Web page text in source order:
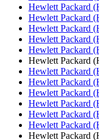
Hewlett Packard
Hewlett Packard
Hewlett Packard
Hewlett Packard
Hewlett Packard
Hewlett Packard
Hewlett Packard
Hewlett Packard
Hewlett Packard
Hewlett Packard
Hewlett Packard
Hewlett Packard
Hewlett Packard